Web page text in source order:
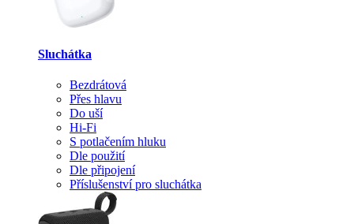
Sluchátka
Bezdrátová
Přes hlavu
Do uší
Hi-Fi
S potlačením hluku
Dle použití
Dle připojení
Příslušenství pro sluchátka